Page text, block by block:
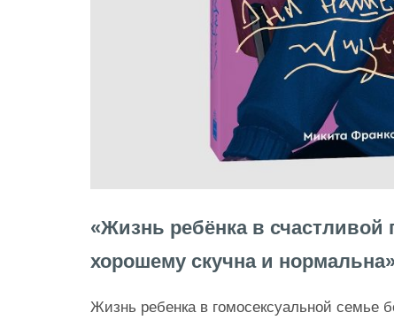
«Жизнь ребёнка в счастливой
хорошему скучна и
Жизнь ребенка в гомосексуальной семье